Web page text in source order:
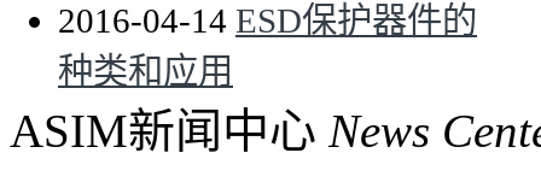
2016-04-14 ESD保护器件的
种类和应用
ASIM新闻中心 News